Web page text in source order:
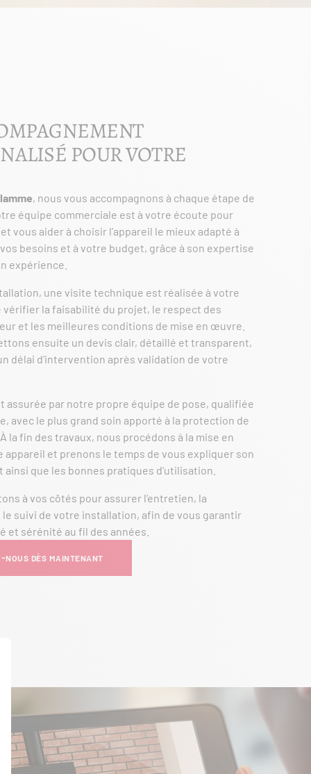
POUR VOTRE
, nous vous accompagnons à chaque étape de
équipe commerciale est à votre écoute pour
vous aider à choisir l’appareil le mieux adapté à
besoins et à votre budget, grâce à son expertise
expérience.
une visite technique est réalisée à votre
vérifier la faisabilité du projet, le respect des
et les meilleures conditions de mise en œuvre.
ensuite un devis clair, détaillé et transparent,
délai d’intervention après validation de votre
assurée par notre propre équipe de pose, qualifiée
avec le plus grand soin apporté à la protection de
la fin des travaux, nous procédons à la mise en
appareil et prenons le temps de vous expliquer son
que les bonnes pratiques d’utilisation.
à vos côtés pour assurer l’entretien, la
suivi de votre installation, afin de vous garantir
et sérénité au fil des années.
NOUS DÈS MAINTENANT